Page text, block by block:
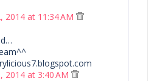
2014 at 11:34 AM
2014 at 3:40 AM